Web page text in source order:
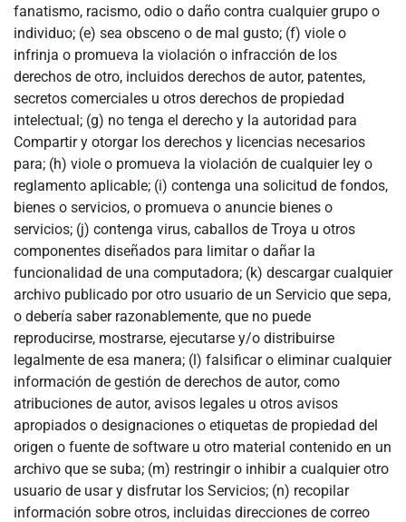
fanatismo, racismo, odio o daño contra cualquier grupo o
individuo; (e) sea obsceno o de mal gusto; (f) viole o
infrinja o promueva la violación o infracción de los
derechos de otro, incluidos derechos de autor, patentes,
secretos comerciales u otros derechos de propiedad
intelectual; (g) no tenga el derecho y la autoridad para
Compartir y otorgar los derechos y licencias necesarios
para; (h) viole o promueva la violación de cualquier ley o
reglamento aplicable; (i) contenga una solicitud de fondos,
bienes o servicios, o promueva o anuncie bienes o
servicios; (j) contenga virus, caballos de Troya u otros
componentes diseñados para limitar o dañar la
funcionalidad de una computadora; (k) descargar cualquier
archivo publicado por otro usuario de un Servicio que sepa,
o debería saber razonablemente, que no puede
reproducirse, mostrarse, ejecutarse y/o distribuirse
legalmente de esa manera; (l) falsificar o eliminar cualquier
información de gestión de derechos de autor, como
atribuciones de autor, avisos legales u otros avisos
apropiados o designaciones o etiquetas de propiedad del
origen o fuente de software u otro material contenido en un
archivo que se suba; (m) restringir o inhibir a cualquier otro
usuario de usar y disfrutar los Servicios; (n) recopilar
información sobre otros, incluidas direcciones de correo